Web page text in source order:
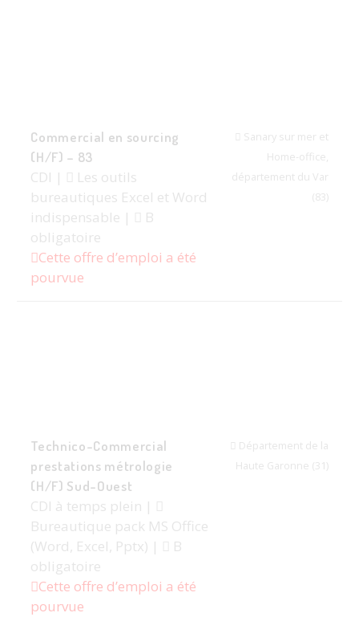
Commercial en sourcing
(H/F) – 83
CDI |
Les outils
bureautiques Excel et Word
indispensable |
B
obligatoire
Cette offre d’emploi a été
pourvue
Sanary sur mer et
Home-office,
département du Var
(83)
Technico-Commercial
prestations métrologie
(H/F) Sud-Ouest
CDI à temps plein |
Bureautique pack MS Office
(Word, Excel, Pptx) |
B
obligatoire
Cette offre d’emploi a été
pourvue
Département de la
Haute Garonne (31)